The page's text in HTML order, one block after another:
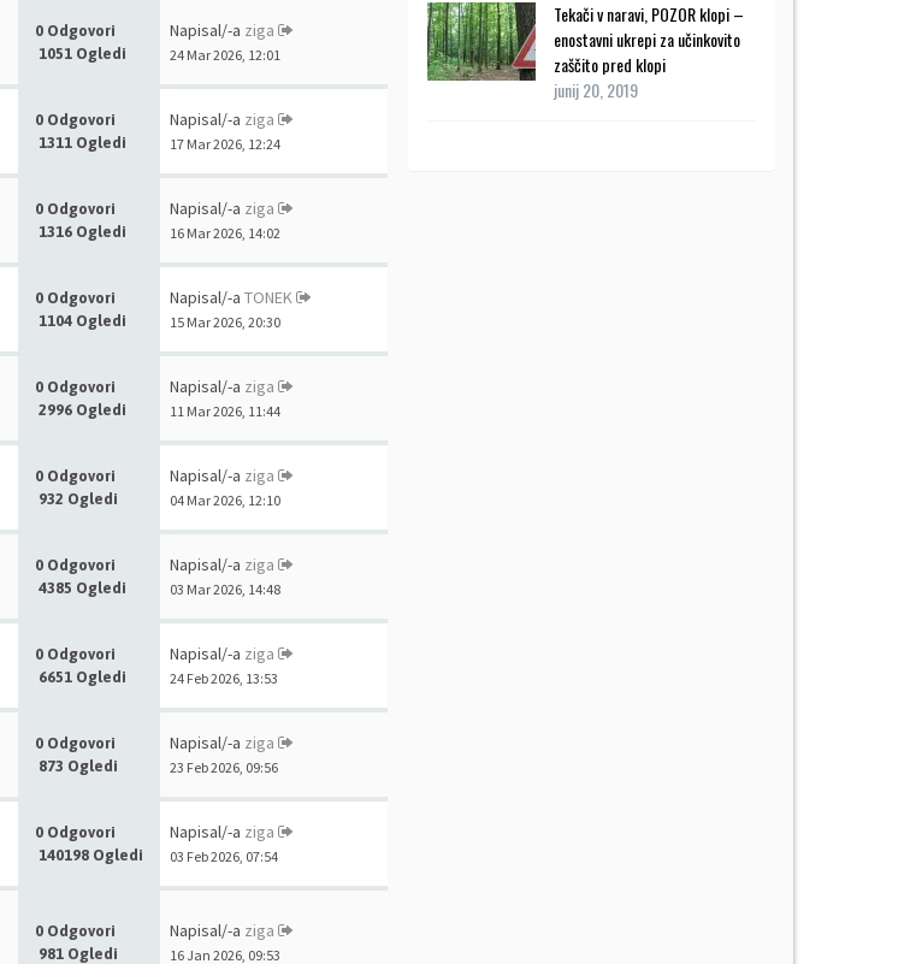
Tekači v naravi, POZOR klopi –
enostavni ukrepi za učinkovito
zaščito pred klopi
junij 20, 2019
0 Odgovori
1051 Ogledi
Napisal/-a ziga
24 Mar 2026, 12:01
0 Odgovori
1311 Ogledi
Napisal/-a ziga
17 Mar 2026, 12:24
0 Odgovori
1316 Ogledi
Napisal/-a ziga
16 Mar 2026, 14:02
0 Odgovori
1104 Ogledi
Napisal/-a TONEK
15 Mar 2026, 20:30
0 Odgovori
2996 Ogledi
Napisal/-a ziga
11 Mar 2026, 11:44
0 Odgovori
932 Ogledi
Napisal/-a ziga
04 Mar 2026, 12:10
0 Odgovori
4385 Ogledi
Napisal/-a ziga
03 Mar 2026, 14:48
0 Odgovori
6651 Ogledi
Napisal/-a ziga
24 Feb 2026, 13:53
0 Odgovori
873 Ogledi
Napisal/-a ziga
23 Feb 2026, 09:56
0 Odgovori
140198 Ogledi
Napisal/-a ziga
03 Feb 2026, 07:54
0 Odgovori
981 Ogledi
Napisal/-a ziga
16 Jan 2026, 09:53